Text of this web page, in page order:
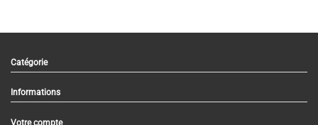
Catégorie
Informations
Votre compte